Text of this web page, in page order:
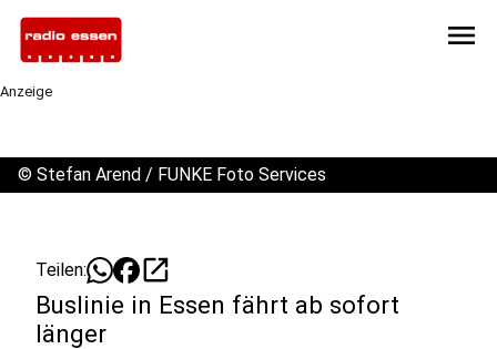
menu
Anzeige
© Stefan Arend / FUNKE Foto Services
Teilen: open_in_new
Buslinie in Essen fährt ab sofort
länger